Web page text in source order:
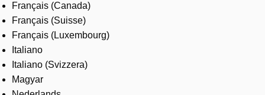
Français (Canada)
Français (Suisse)
Français (Luxembourg)
Italiano
Italiano (Svizzera)
Magyar